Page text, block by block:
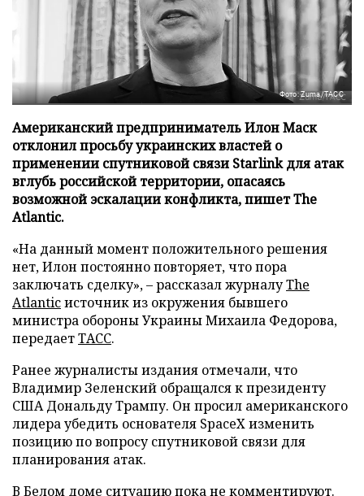
Фото: Zuma/ТАСС
Американский предприниматель Илон Маск
отклонил просьбу украинских властей о
применении спутниковой связи Starlink для атак
вглубь российской территории, опасаясь
возможной эскалации конфликта, пишет The
Atlantic.
«На данный момент положительного решения
нет, Илон постоянно повторяет, что пора
заключать сделку», – рассказал журналуThe
Atlanticисточник из окружения бывшего
министра обороны Украины Михаила Федорова,
передаетТАСС.
Ранее журналисты издания отмечали, что
Владимир Зеленский обращался к президенту
США Дональду Трампу. Он просил американского
лидера убедить основателя SpaceX изменить
позицию по вопросу спутниковой связи для
планирования атак.
В Белом доме ситуацию пока не комментируют.